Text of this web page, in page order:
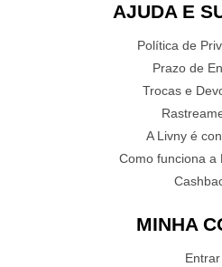
AJUDA E
Política de
Prazo de
Trocas e
A Livny é
Como funciona a
MINHA
Entrar